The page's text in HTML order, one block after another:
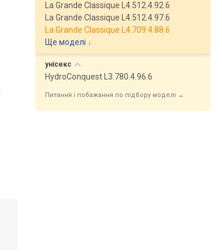
La Grande Classique L4.512.4.92.6
La Grande Classique L4.512.4.97.6
La Grande Classique L4.709.4.88.6
Ще моделі ↓
унісекс
HydroConquest L3.780.4.96.6
Питання і побажання по підбору моделі →